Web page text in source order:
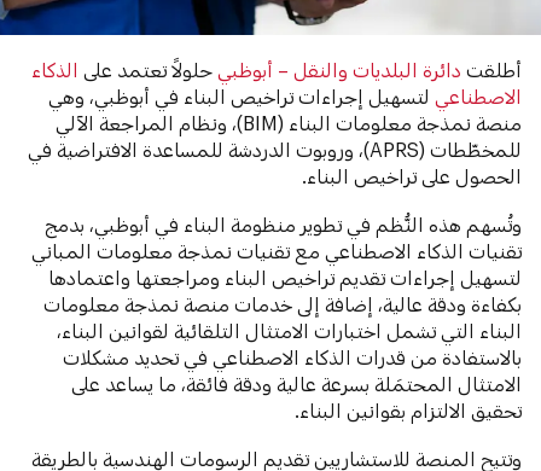
أطلقتدائرة البلديات والنقل – أبوظبي حلولاً تعتمد على الذكاء
الاصطناعي لتسهيل إجراءات تراخيص البناء في أبوظبي، وهي
منصة نمذجة معلومات البناء (BIM)، ونظام المراجعة الآلي
للمخطّطات (APRS)، وروبوت الدردشة للمساعدة الافتراضية في
الحصول على تراخيص البناء.
وتُسهم هذه النُّظم في تطوير منظومة البناء في أبوظبي، بدمج
تقنيات الذكاء الاصطناعي مع تقنيات نمذجة معلومات المباني
لتسهيل إجراءات تقديم تراخيص البناء ومراجعتها واعتمادها
بكفاءة ودقة عالية، إضافة إلى خدمات منصة نمذجة معلومات
البناء التي تشمل اختبارات الامتثال التلقائية لقوانين البناء،
بالاستفادة من قدرات الذكاء الاصطناعي في تحديد مشكلات
الامتثال المحتمَلة بسرعة عالية ودقة فائقة، ما يساعد على
تحقيق الالتزام بقوانين البناء.
وتتيح المنصة للاستشاريين تقديم الرسومات الهندسية بالطريقة